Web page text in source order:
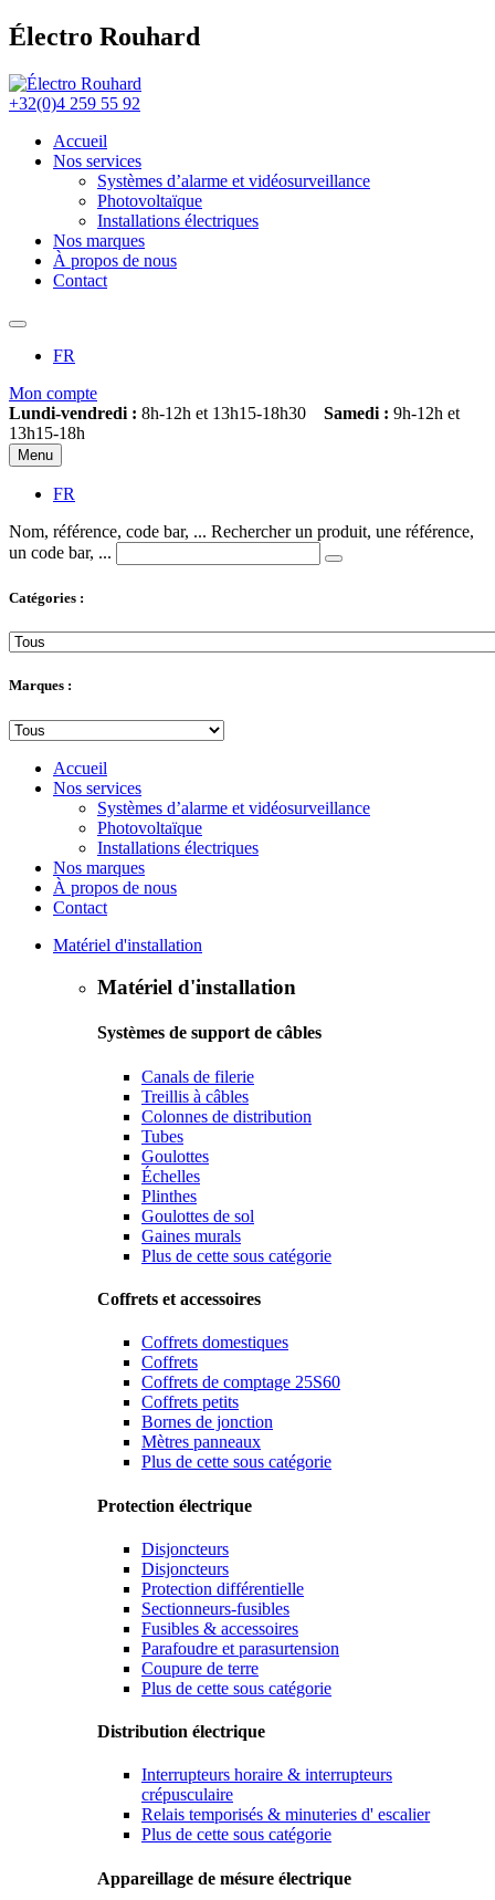
Électro Rouhard
+32(0)4 259 55 92
Accueil
Nos services
Systèmes d’alarme et vidéosurveillance
Photovoltaïque
Installations électriques
Nos marques
À propos de nous
Contact
FR
Mon compte
Lundi-vendredi : 8h-12h et 13h15-18h30 Samedi : 9h-12h et
13h15-18h
Menu
FR
Nom, référence, code bar, ... Rechercher un produit, une référence,
un code bar, ...
Catégories :
Marques :
Accueil
Nos services
Systèmes d’alarme et vidéosurveillance
Photovoltaïque
Installations électriques
Nos marques
À propos de nous
Contact
Matériel d'installation
Matériel d'installation
Systèmes de support de câbles
Canals de filerie
Treillis à câbles
Colonnes de distribution
Tubes
Goulottes
Échelles
Plinthes
Goulottes de sol
Gaines murals
Plus de cette sous catégorie
Coffrets et accessoires
Coffrets domestiques
Coffrets
Coffrets de comptage 25S60
Coffrets petits
Bornes de jonction
Mètres panneaux
Plus de cette sous catégorie
Protection électrique
Disjoncteurs
Disjoncteurs
Protection différentielle
Sectionneurs-fusibles
Fusibles & accessoires
Parafoudre et parasurtension
Coupure de terre
Plus de cette sous catégorie
Distribution électrique
Interrupteurs horaire & interrupteurs
crépusculaire
Relais temporisés & minuteries d' escalier
Plus de cette sous catégorie
Appareillage de mésure électrique